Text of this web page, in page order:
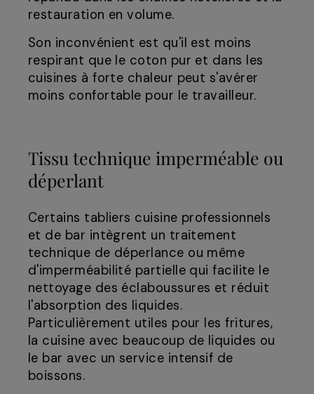
restauration en volume.
Son inconvénient est qu'il est moins
respirant que le coton pur et dans les
cuisines à forte chaleur peut s'avérer
moins confortable pour le travailleur.
Tissu technique imperméable ou
déperlant
Certains tabliers cuisine professionnels
et de bar intègrent un traitement
technique de déperlance ou même
d'imperméabilité partielle qui facilite le
nettoyage des éclaboussures et réduit
l'absorption des liquides.
Particulièrement utiles pour les fritures,
la cuisine avec beaucoup de liquides ou
le bar avec un service intensif de
boissons.